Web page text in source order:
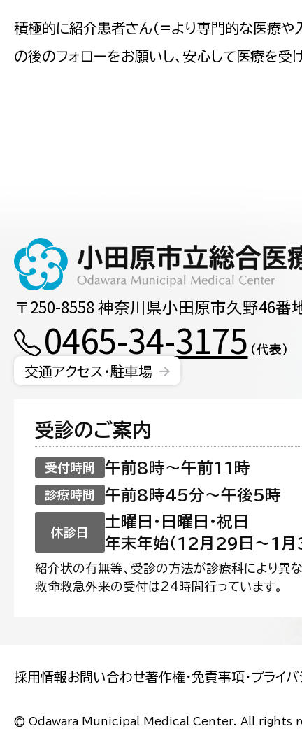
積極的に紹介患者さん（=より専門的な医療や
の後のフォローをお願いし、安心して医療を受
〒250-8558 神奈川県小田原市久野46番
0465-34-3175 （代表）
交通アクセス・駐車場
受診のご案内
受付時間 午前8時〜午前11時
診療時間 午前8時45分〜午後5時
休診日
土曜日・日曜日・祝日
年末年始（12月29日〜1月
紹介状の有無等、受診の方法が診療科により異な
救命救急外来の受付は24時間行っています。
採用情報お問い合わせ著作権・免責事項・プライ
© Odawara Municipal Medical Center. All rights